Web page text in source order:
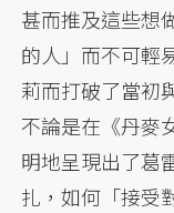
甚而推及這些想
的人」而不可輕
莉而打破了當初
不論是在《丹麥
明地呈現出了葛
扎，如何「接受